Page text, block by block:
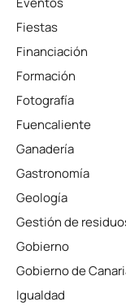
Fiestas
Financiación
Formación
Fotografía
Fuencaliente
Ganadería
Gastronomía
Geología
Gestión de
Gobierno
Gobierno de
Igualdad